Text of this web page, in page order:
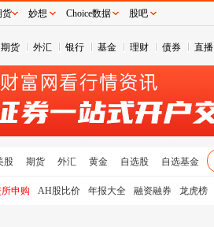
期货 外汇 银行 基金 理财 债券 直播
股 期货 外汇 黄金 自选股 自选基金
申购 AH股比价 年报大全 融资融券 龙虎榜
货 妙想 Choice数据 股吧